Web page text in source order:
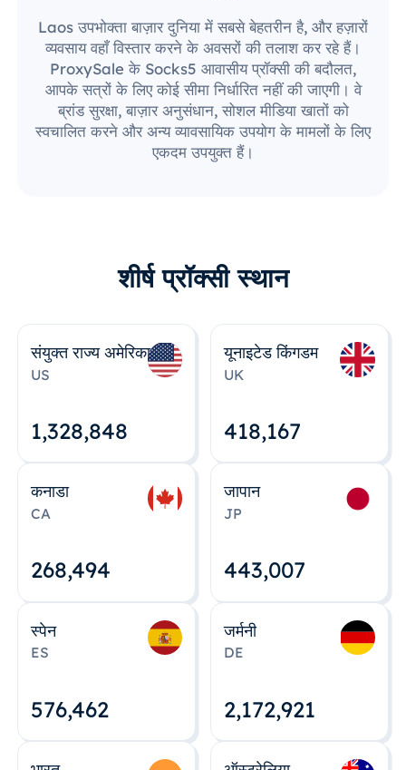
Laos उपभोक्ता बाज़ार दुनिया में सबसे बेहतरीन है, और हज़ारों
व्यवसाय वहाँ विस्तार करने के अवसरों की तलाश कर रहे हैं।
ProxySale के Socks5 आवासीय प्रॉक्सी की बदौलत,
आपके सत्रों के लिए कोई सीमा निर्धारित नहीं की जाएगी। वे
ब्रांड सुरक्षा, बाज़ार अनुसंधान, सोशल मीडिया खातों को
स्वचालित करने और अन्य व्यावसायिक उपयोग के मामलों के लिए
एकदम उपयुक्त हैं।
शीर्ष प्रॉक्सी स्थान
संयुक्त राज्य अमेरिका
US
1,328,848
यूनाइटेड किंगडम
UK
418,167
कनाडा
CA
268,495
जापान
JP
443,008
स्पेन
ES
576,463
जर्मनी
DE
2,172,922